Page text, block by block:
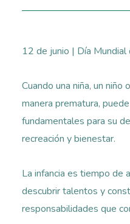
12 de junio | Día
Cuando una niña, un
manera prematura,
fundamentales para su
recreación y bienestar.
La infancia es tiempo de
descubrir talentos y
responsabilidades que